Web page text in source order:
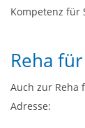
Kompetenz für
Reha
Auch zur Reha
Adresse: